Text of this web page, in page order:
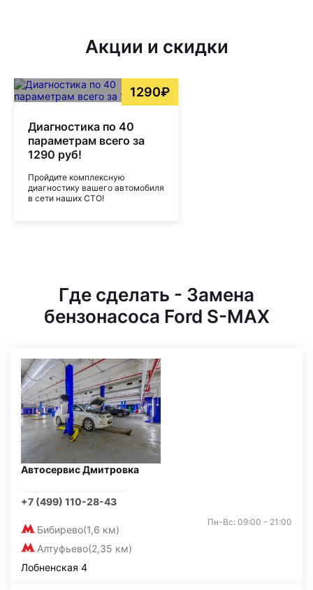
Акции и скидки
1290₽
Диагностика по 40
параметрам всего за
1290 руб!
Пройдите комплексную
диагностику вашего автомобиля
в сети наших СТО!
Где сделать - Замена
бензонасоса Ford S-MAX
Автосервис Дмитровка
+7 (499) 110-28-43
Бибирево(1,6 км)
Алтуфьево(2,35 км)
Пн-Вс: 09:00 - 21:00
Лобненская 4